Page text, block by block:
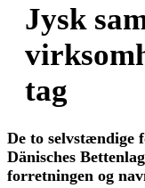
Jysk
tag
De to selvstændige
Dänisches
forretningen og